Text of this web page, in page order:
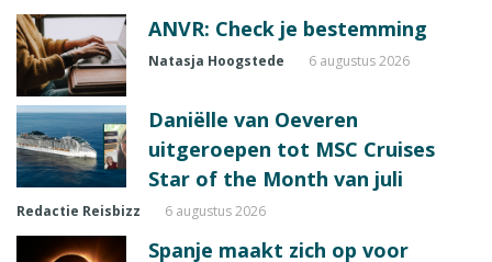
ANVR: Check je bestemming
Natasja Hoogstede 6 augustus 2026
Daniëlle van Oeveren
uitgeroepen tot MSC Cruises
Star of the Month van juli
Redactie Reisbizz 6 augustus 2026
Spanje maakt zich op voor